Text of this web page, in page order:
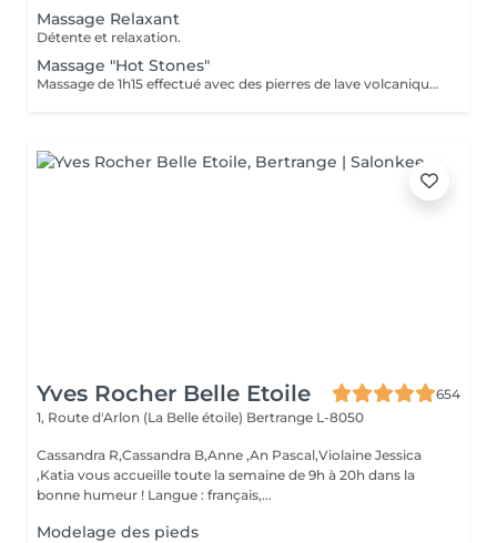
Massage Relaxant
Détente et relaxation.
Massage "Hot Stones"
Massage de 1h15 effectué avec des pierres de lave volcaniques (Basalt) chauffées jusqu'à 60°C, elles vont absorber les énergies négatives et donner des énergies positives. A la fin du soin il y a la phase de 15 min de relaxation avec des pierres semi précieuses (froides) positionnées sur les chakras pour les réaligner et enlever les blocages. Après ce soin on se sent comme vidé de quelque chose, serein et relaxé.
Yves Rocher Belle Etoile
654
1, Route d'Arlon (La Belle étoile) Bertrange L-8050
Cassandra R,Cassandra B,Anne ,An Pascal,Violaine Jessica
,Katia vous accueille toute la semaine de 9h à 20h dans la
bonne humeur ! Langue : français,...
Modelage des pieds